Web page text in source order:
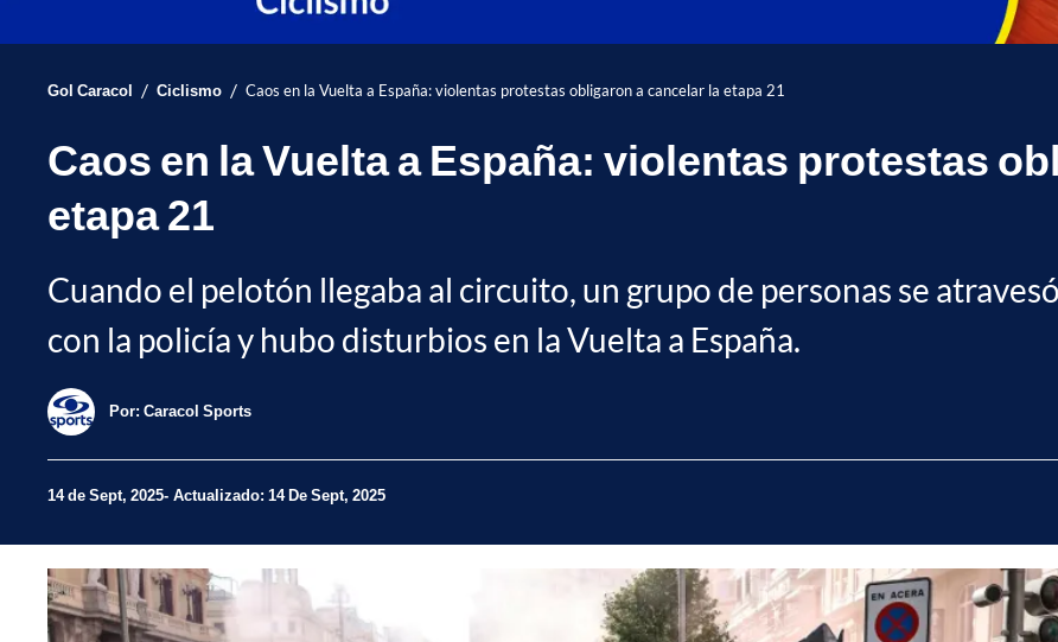
Gol Caracol / Ciclismo / Caos en la Vuelta a España: violentas protestas obligaron a cancelar la etapa 21
Caos en la Vuelta a España: violentas protestas
etapa 21
Cuando el pelotón llegaba al circuito, un grupo de personas se
con la policía y hubo disturbios en la Vuelta a España.
Por: Caracol Sports
14 de Sept, 2025 Actualizado: 14 De Sept, 2025